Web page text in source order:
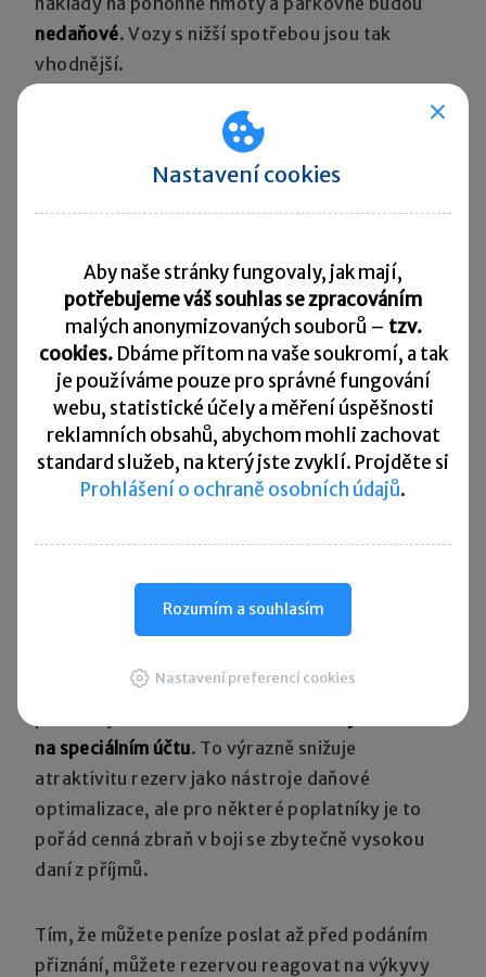
nedaňové. Vozy s nižší spotřebou jsou tak
vhodnější.
V daňové evidenci můžete vytvořit
programu POHODAv agenděNepeněžní deník
doklad s předkontacíVýdaje snižující základ
daně. O požadovanou částku ročního nároku
upravíte přiznání k dani z příjmůfyzických,
resp. právnických osob.
Opravné položky
vytvořte
sníží se vám tedy zisk
Rezervy na opravu majetku
Rezervy na opravu už nejsou moc populární,
na speciálním účtu. To výrazně snižuje
atraktivitu rezerv jako nástroje daňové
optimalizace, ale pro některé poplatníky je to
pořád cenná zbraň v boji se zbytečně vysokou
daní z příjmů.
Tím, že můžete peníze poslat až před podáním
přiznání, můžete rezervou reagovat na výkyvy
Nastavení cookies
Aby naše stránky fungovaly, jak mají,
potřebujeme váš souhlas se zpracováním
malých anonymizovaných souborů – tzv.
cookies. Dbáme přitom na vaše soukromí, a tak
je používáme pouze pro správné fungování
webu, statistické účely a měření úspěšnosti
reklamních obsahů, abychom mohli zachovat
standard služeb, na který jste zvyklí. Projděte si
Prohlášení o ochraně osobních údajů.
Rozumím a souhlasím
Nastavení preferencí cookies